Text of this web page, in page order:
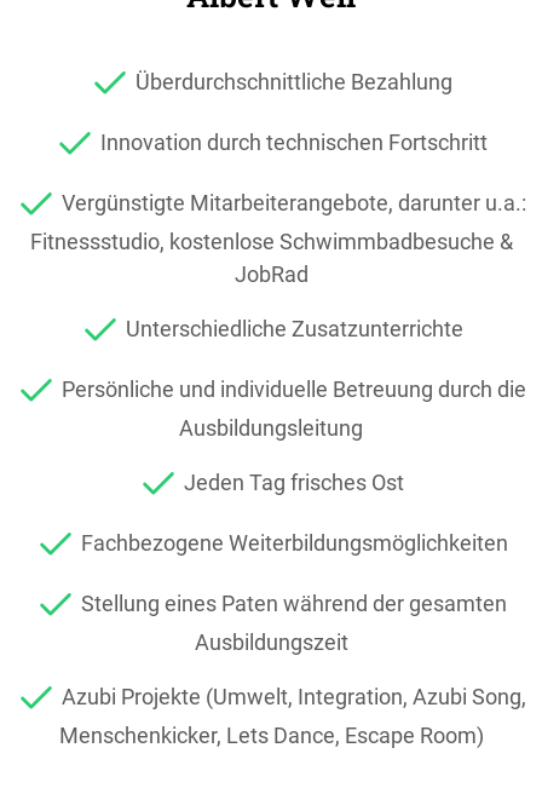
Überdurchschnittliche Bezahlung
Innovation durch technischen Fortschritt
Vergünstigte Mitarbeiterangebote, darunter u.a.:
Fitnessstudio, kostenlose Schwimmbadbesuche &
JobRad
Unterschiedliche Zusatzunterrichte
Persönliche und individuelle Betreuung durch die
Ausbildungsleitung
Jeden Tag frisches Ost
Fachbezogene Weiterbildungsmöglichkeiten
Stellung eines Paten während der gesamten
Ausbildungszeit
Azubi Projekte (Umwelt, Integration, Azubi Song,
Menschenkicker, Lets Dance, Escape Room)